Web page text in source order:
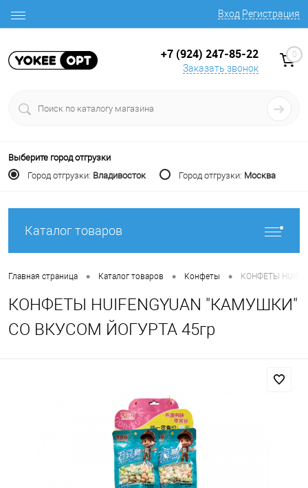
Вход Регистрация
+7 (924) 247-85-22
Заказать звонок
0
Выберите город отгрузки
Город отгрузки: Владивосток Город отгрузки: Москва
Каталог товаров
Главная страница • Каталог товаров • Конфеты • КОНФЕТЫ
КОНФЕТЫ HUIFENGYUAN "КАМУШКИ"
СО ВКУСОМ ЙОГУРТА 45гр